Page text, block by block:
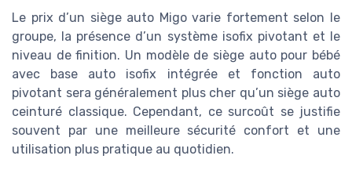
Le prix d’un siège auto Migo varie fortement selon le
groupe, la présence d’un système isofix pivotant et le
niveau de finition. Un modèle de siège auto pour bébé
avec base auto isofix intégrée et fonction auto
pivotant sera généralement plus cher qu’un siège auto
ceinturé classique. Cependant, ce surcoût se justifie
souvent par une meilleure sécurité confort et une
utilisation plus pratique au quotidien.